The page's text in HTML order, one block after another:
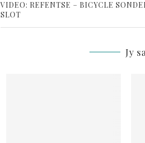
VIDEO: REFENTSE – BICYCLE
SLOT
Jy